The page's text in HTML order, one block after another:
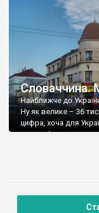
Словаччина.
Найближче до
Ну як велике – 36
цифра, хоча для
центру. І перше, що